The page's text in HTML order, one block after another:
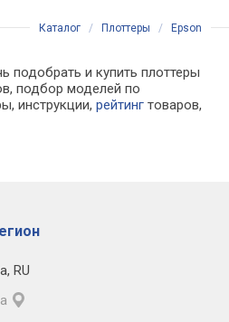
Каталог / Плоттеры / Epson
подобрать и купить плоттеры
подбор моделей по
инструкции,рейтинг товаров,
, RU